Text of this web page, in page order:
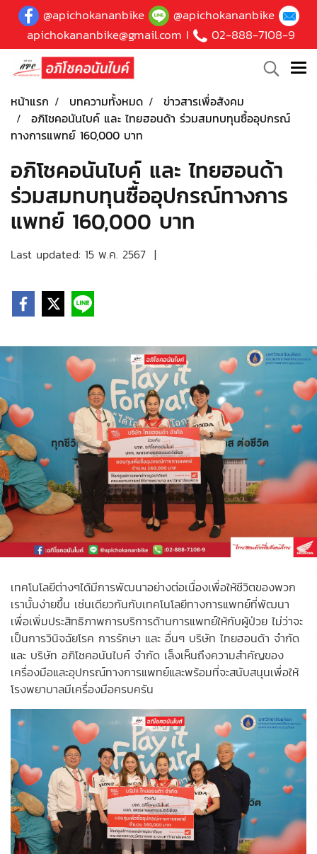
@apichokananbike
@apichokananbike
apichokananbike@gmail.com I 02-888-7108-9
หน้าแรก บทความทั้งหมด
ข่าวสารเพื่อสังคม
อภิโชคอนันไบค์ และ ไทยฮอนด้า ร่วมสมทบทุนซื้ออุปกรณ์
ทางการแพทย์ 160,000 บาท
อภิโชคอนันไบค์ และ ไทยฮอนด้า
ร่วมสมทบทุนซื้ออุปกรณ์ทางการ
แพทย์ 160,000 บาท
Last updated: 15 พ.ค. 2567 |
เทคโนโลยีต่างๆได้มีการพัฒนาอย่างต่อเนื่องเพื่อให้ชีวิตของพวก
เรานั้นง่ายขึ้น เช่นเดียวกันกับเทคโนโลยีทางการแพทย์ที่พัฒนา
เพื่อเพิ่มประสิทธิภาพการบริการด้านการแพทย์ให้กับผู้ป่วย ไม่ว่าจะ
เป็นการวินิจฉัยโรค การรักษา และ อื่นๆ บริษัท ไทยฮอนด้า จำกัด
และ บริษัท อภิโชคอนันไบค์ จำกัด เล็งเห็นถึงความสำคัญของ
เครื่องมือและอุปกรณ์ทางการแพทย์และพร้อมที่จะสนับสนุนเพื่อให้
โรงพยาบาลมีเครื่องมือครบครัน